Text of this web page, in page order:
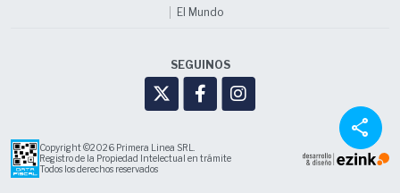
share
El Mundo
SEGUINOS
Copyright ©2026 Primera Linea SRL.
Registro de la Propiedad Intelectual en trámite
Todos los derechos reservados